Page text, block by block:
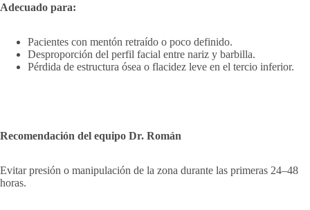
Adecuado para:
Pacientes con mentón retraído o poco definido.
Desproporción del perfil facial entre nariz y barbilla.
Pérdida de estructura ósea o flacidez leve en el tercio inferior.
Recomendación del equipo Dr. Román
Evitar presión o manipulación de la zona durante las primeras 24–48
horas.